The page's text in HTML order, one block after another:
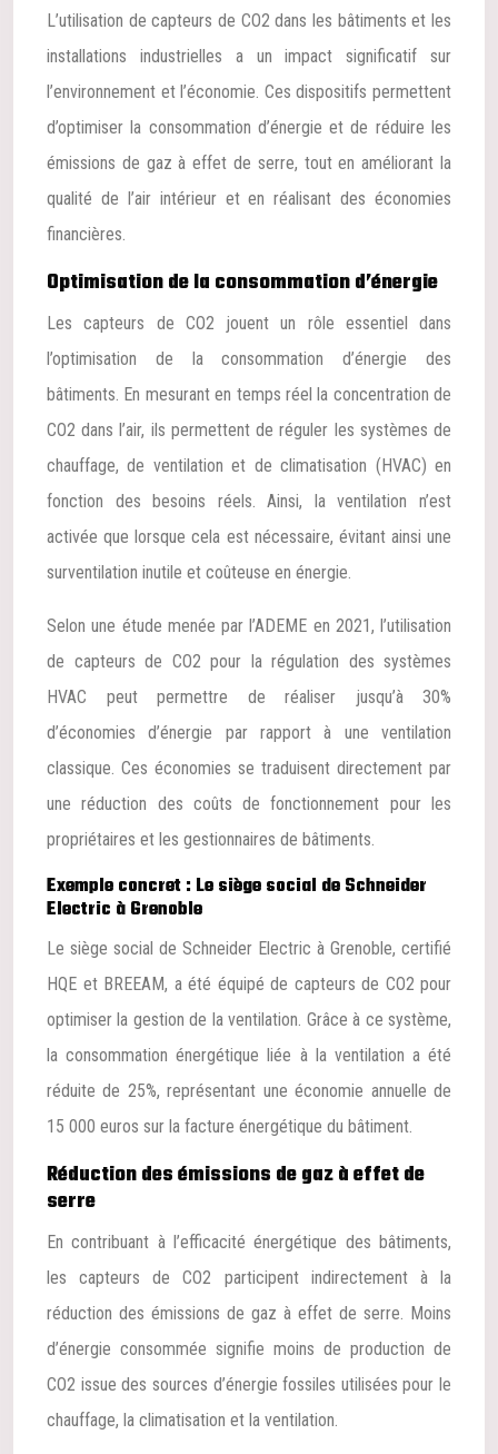
L’utilisation de capteurs de CO2 dans les bâtiments et les
installations industrielles a un impact significatif sur
l’environnement et l’économie. Ces dispositifs permettent
d’optimiser la consommation d’énergie et de réduire les
émissions de gaz à effet de serre, tout en améliorant la
qualité de l’air intérieur et en réalisant des économies
financières.
Optimisation de la consommation d’énergie
Les capteurs de CO2 jouent un rôle essentiel dans
l’optimisation de la consommation d’énergie des
bâtiments. En mesurant en temps réel la concentration de
CO2 dans l’air, ils permettent de réguler les systèmes de
chauffage, de ventilation et de climatisation (HVAC) en
fonction des besoins réels. Ainsi, la ventilation n’est
activée que lorsque cela est nécessaire, évitant ainsi une
surventilation inutile et coûteuse en énergie.
Selon une étude menée par l’ADEME en 2021, l’utilisation
de capteurs de CO2 pour la régulation des systèmes
HVAC peut permettre de réaliser jusqu’à 30%
d’économies d’énergie par rapport à une ventilation
classique. Ces économies se traduisent directement par
une réduction des coûts de fonctionnement pour les
propriétaires et les gestionnaires de bâtiments.
Exemple concret : Le siège social de Schneider
Electric à Grenoble
Le siège social de Schneider Electric à Grenoble, certifié
HQE et BREEAM, a été équipé de capteurs de CO2 pour
optimiser la gestion de la ventilation. Grâce à ce système,
la consommation énergétique liée à la ventilation a été
réduite de 25%, représentant une économie annuelle de
15 000 euros sur la facture énergétique du bâtiment.
Réduction des émissions de gaz à effet de
serre
En contribuant à l’efficacité énergétique des bâtiments,
les capteurs de CO2 participent indirectement à la
réduction des émissions de gaz à effet de serre. Moins
d’énergie consommée signifie moins de production de
CO2 issue des sources d’énergie fossiles utilisées pour le
chauffage, la climatisation et la ventilation.